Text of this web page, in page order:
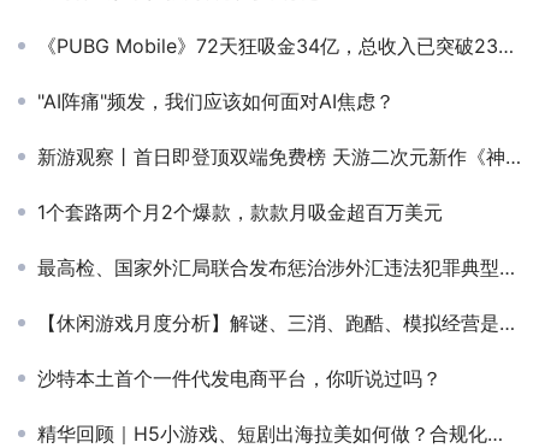
《PUBG Mobile》72天狂吸金34亿，总收入已突破239亿
"AI阵痛"频发，我们应该如何面对AI焦虑？
新游观察丨首日即登顶双端免费榜 天游二次元新作《神界奇伝》如何啃下日本市场？
1个套路两个月2个爆款，款款月吸金超百万美元
最高检、国家外汇局联合发布惩治涉外汇违法犯罪典型案例
【休闲游戏月度分析】解谜、三消、跑酷、模拟经营是热门
沙特本土首个一件代发电商平台，你听说过吗？
精华回顾｜H5小游戏、短剧出海拉美如何做？合规化方式有哪些？看看出海大咖怎么说